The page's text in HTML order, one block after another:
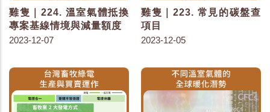
雞隻｜224. 溫室氣體抵換
專案基線情境與減量額度
2023-12-07
雞隻｜223. 常見的碳盤查
項目
2023-12-05